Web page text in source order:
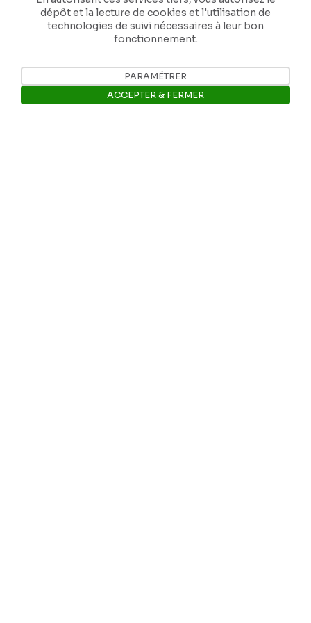
dépôt et la lecture de cookies et l'utilisation de
technologies de suivi nécessaires à leur bon
fonctionnement.
PARAMÉTRER
ACCEPTER & FERMER